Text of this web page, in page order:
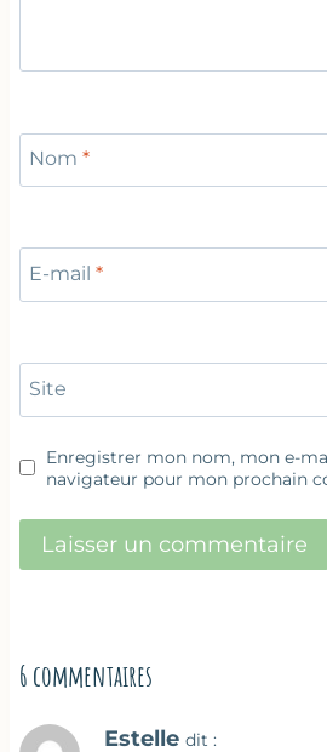
Nom *
E-mail *
Site
Enregistrer mon nom, mon e-
navigateur pour mon prochain
6 commentaires
Estelle dit :